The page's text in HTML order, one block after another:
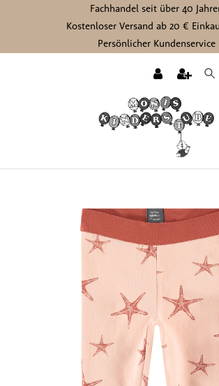
Fachhandel seit über 40
Kostenloser Versand ab 20 €
Persönlicher Kundenservice